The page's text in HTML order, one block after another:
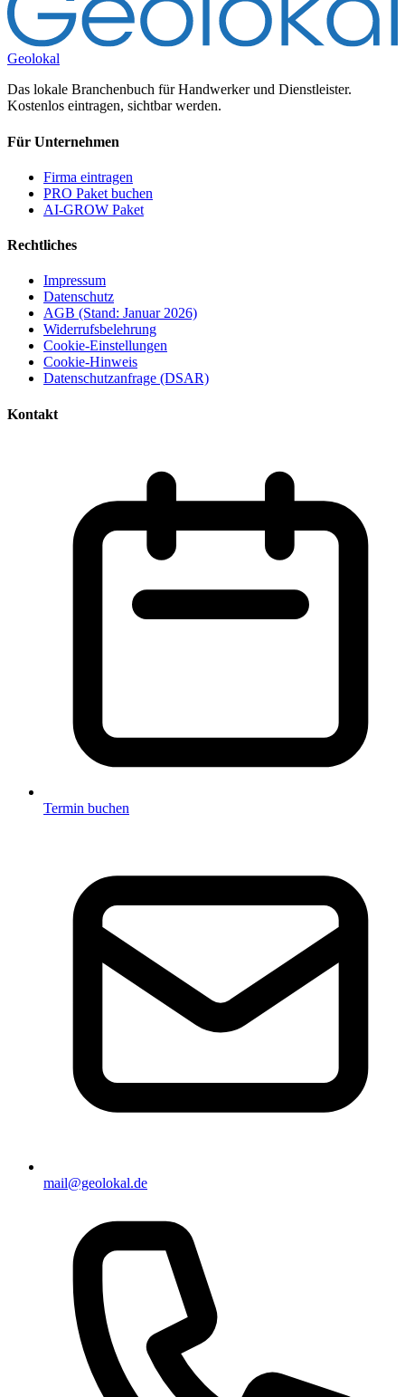
Geolokal
Das lokale Branchenbuch für Handwerker und Dienstleister.
Kostenlos eintragen, sichtbar werden.
Für Unternehmen
Firma eintragen
PRO Paket buchen
AI-GROW Paket
Rechtliches
Impressum
Datenschutz
AGB (Stand: Januar 2026)
Widerrufsbelehrung
Cookie-Einstellungen
Cookie-Hinweis
Datenschutzanfrage (DSAR)
Kontakt
Termin buchen
mail@geolokal.de